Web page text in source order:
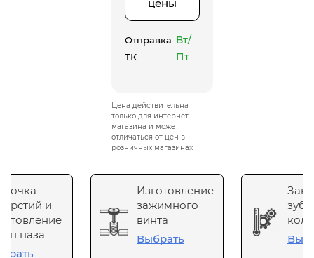
цены
Отправка
ТК
Вт/
Пт
Цена действительна
только для интернет-
магазина и может
отличаться от цен в
розничных магазинах
и
паза
Изготовление
зажимного
винта
Выбрать